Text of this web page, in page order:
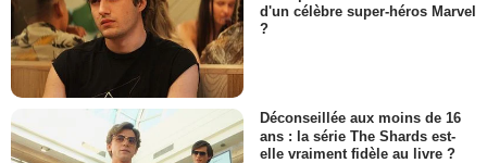
d'un célèbre super-héros Marvel
?
Déconseillée aux moins de 16
ans : la série The Shards est-
elle vraiment fidèle au livre ?